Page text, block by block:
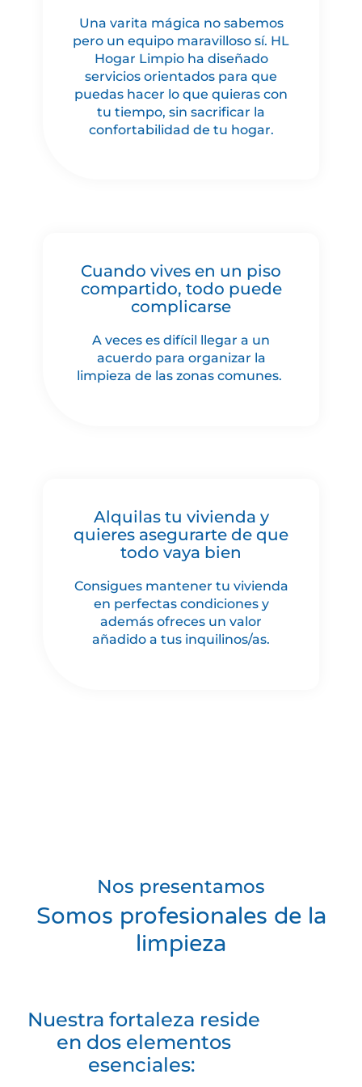
Una varita mágica no sabemos
pero un equipo maravilloso sí. HL
Hogar Limpio ha diseñado
servicios orientados para que
puedas hacer lo que quieras con
tu tiempo, sin sacrificar la
confortabilidad de tu hogar.
Cuando vives en un piso
compartido, todo puede
complicarse
A veces es difícil llegar a un
acuerdo para organizar la
limpieza de las zonas comunes.
Alquilas tu vivienda y
quieres asegurarte de que
todo vaya bien
Consigues mantener tu vivienda
en perfectas condiciones y
además ofreces un valor
añadido a tus inquilinos/as.
Nos presentamos
Somos profesionales de la
limpieza
Nuestra fortaleza reside
en dos elementos
esenciales: